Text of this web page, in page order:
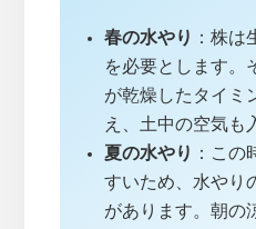
春の水やり
：株は
を必要とします。
が乾燥したタイミ
え、土中の空気も
夏の水やり
：この
すいため、水やり
があります。朝の